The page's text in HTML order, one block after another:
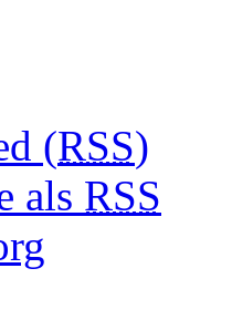
(RSS)
als RSS